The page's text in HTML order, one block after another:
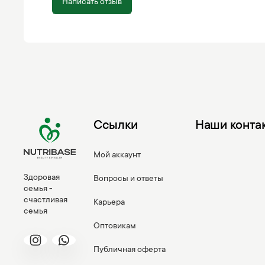
Написать отзыв
Здоровая
семья -
счастливая
семья
Ссылки
Мой аккаунт
Вопросы и ответы
Карьера
Оптовикам
Публичная оферта
Наши